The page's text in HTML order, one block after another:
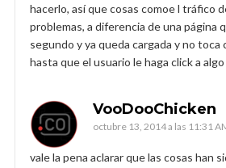
hacerlo, así que cosas comoe l tráfico
problemas, a diferencia de una página
segundo y ya queda cargada y no toca
hasta que el usuario le haga click a algo
VooDooChicken
octubre 13, 2014 a las 11:31
vale la pena aclarar que las cosas han